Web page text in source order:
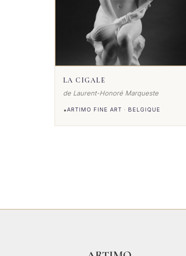
LA CIGALE
de Laurent-Honoré Marqueste
•ARTIMO FINE ART · BELGIQUE